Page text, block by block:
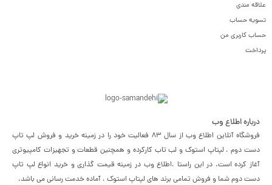
علاقه مندی
تسویه حساب
حساب کاربری من
پرداخت
درباره اطلاع وب
فروشگاه آنلاین اطلاع وب از سال 83 فعالیت خود را در زمینه خرید و فروش لپ تاپ
دست دوم ، لپتاپ استوک و لب تاب کارکرده و همچنین قطعات و تجهیزات کامپیوتری
آغاز کرده است. در این راستا ،‌اطلاع وب در زمینه قیمت گذاری و خرید انواع لپ تاپ
دست دوم شما و فروش تمامی برند های لپتاپ استوک ، آماده خدمت رسانی می باشد.